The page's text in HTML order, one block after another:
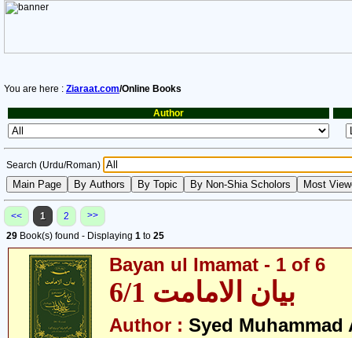
You are here : Ziaraat.com/Online Books
Author
Search (Urdu/Roman)
<< 1 2
>>
29 Book(s) found - Displaying 1 to 25
Bayan ul Imamat - 1 of 6
بیان الامامت 6/1
Author : Syed Muhammad